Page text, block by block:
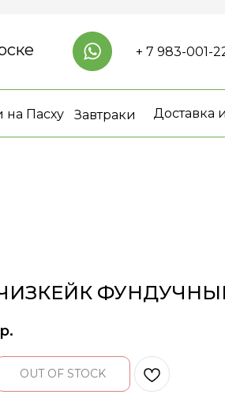
+ 7 983-001-
Доставка
на Пасху Завтраки
р.
OUT OF STOCK